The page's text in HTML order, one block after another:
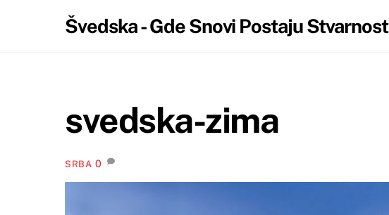
Švedska - Gde Snovi Postaju Stvarnost
svedska-zima
SRBA 0